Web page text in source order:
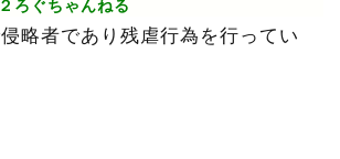
ろぐちゃんねる
略者であり残虐行為を行ってい